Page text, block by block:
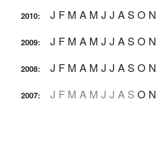
2010: J F M A M J J ASO N
2009: J F M A M J J ASO N
2008: J F M A M J J ASO N
2007: J F M A M J J A S O N